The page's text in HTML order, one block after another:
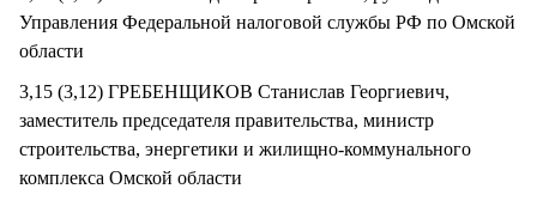
Управления Федеральной налоговой службы РФ по Омской
области
3,15 (3,12) ГРЕБЕНЩИКОВ Станислав Георгиевич,
заместитель председателя правительства, министр
строительства, энергетики и жилищно-коммунального
комплекса Омской области